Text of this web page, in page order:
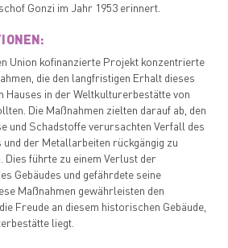
Gonzi im Jahr 1953 erinnert.
Union kofinanzierte Projekt konzentrierte
die den langfristigen Erhalt dieses
Hauses in der Weltkulturerbestätte von
Die Maßnahmen zielten darauf ab, den
und Schadstoffe verursachten Verfall des
der Metallarbeiten rückgängig zu
Dies führte zu einem Verlust der
Gebäudes und gefährdete seine
Maßnahmen gewährleisten den
Freude an diesem historischen Gebäude,
liegt.